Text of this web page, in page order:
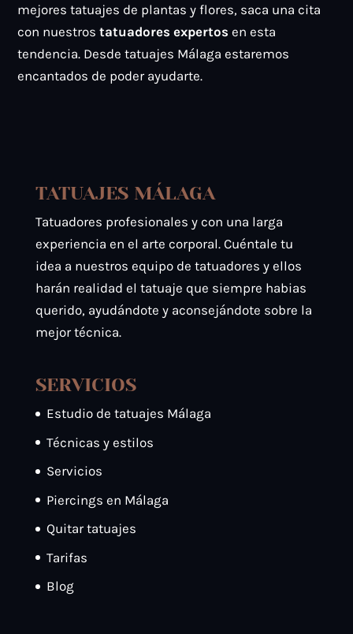
mejores tatuajes de plantas y flores, saca una cita
con nuestrostatuadores expertosen esta
tendencia. Desde tatuajes Málaga estaremos
encantados de poder ayudarte.
TATUAJES MÁLAGA
Tatuadores profesionales y con una larga
experiencia en el arte corporal. Cuéntale tu
idea a nuestros equipo de tatuadores y ellos
harán realidad el tatuaje que siempre habias
querido, ayudándote y aconsejándote sobre la
mejor técnica.
SERVICIOS
Estudio de tatuajes Málaga
Técnicas y estilos
Servicios
Piercings en Málaga
Quitar tatuajes
Tarifas
Blog